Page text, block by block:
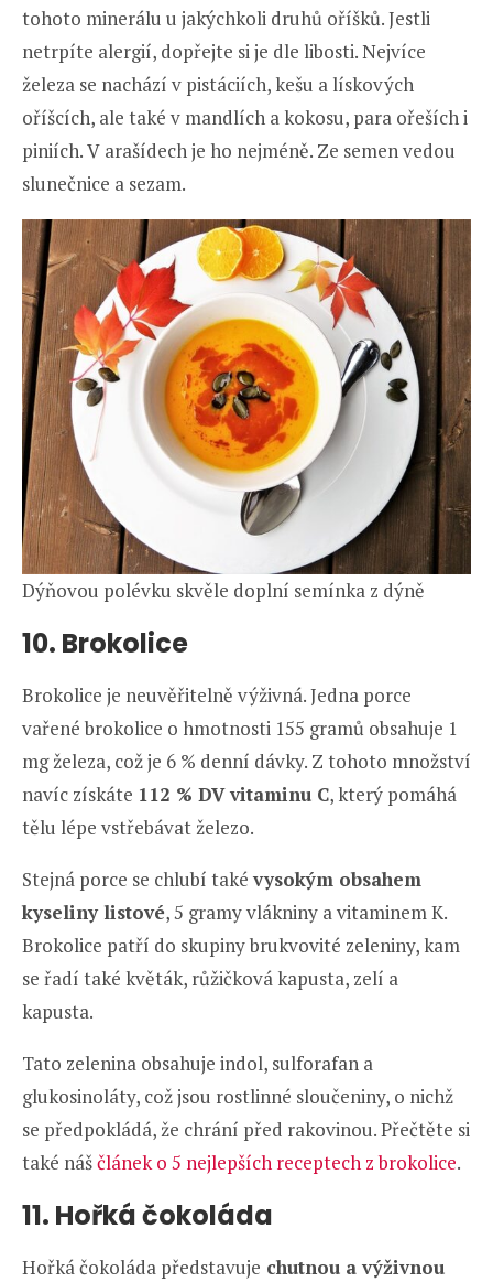
tohoto minerálu u jakýchkoli druhů oříšků. Jestli
netrpíte alergií, dopřejte si je dle libosti. Nejvíce
železa se nachází v pistáciích, kešu a lískových
oříšcích, ale také v mandlích a kokosu, para ořeších i
piniích. V arašídech je ho nejméně. Ze semen vedou
slunečnice a sezam.
Dýňovou polévku skvěle doplní semínka z dýně
10. Brokolice
Brokolice je neuvěřitelně výživná. Jedna porce
vařené brokolice o hmotnosti 155 gramů obsahuje 1
mg železa, což je 6 % denní dávky. Z tohoto množství
navíc získáte 112 % DV vitaminu C, který pomáhá
tělu lépe vstřebávat železo.
Stejná porce se chlubí také vysokým obsahem
kyseliny listové, 5 gramy vlákniny a vitaminem K.
Brokolice patří do skupiny brukvovité zeleniny, kam
se řadí také květák, růžičková kapusta, zelí a
kapusta.
Tato zelenina obsahuje indol, sulforafan a
glukosinoláty, což jsou rostlinné sloučeniny, o nichž
se předpokládá, že chrání před rakovinou. Přečtěte si
také náščlánek o 5 nejlepších receptech z brokolice.
11. Hořká čokoláda
Hořká čokoláda představuje chutnou a výživnou